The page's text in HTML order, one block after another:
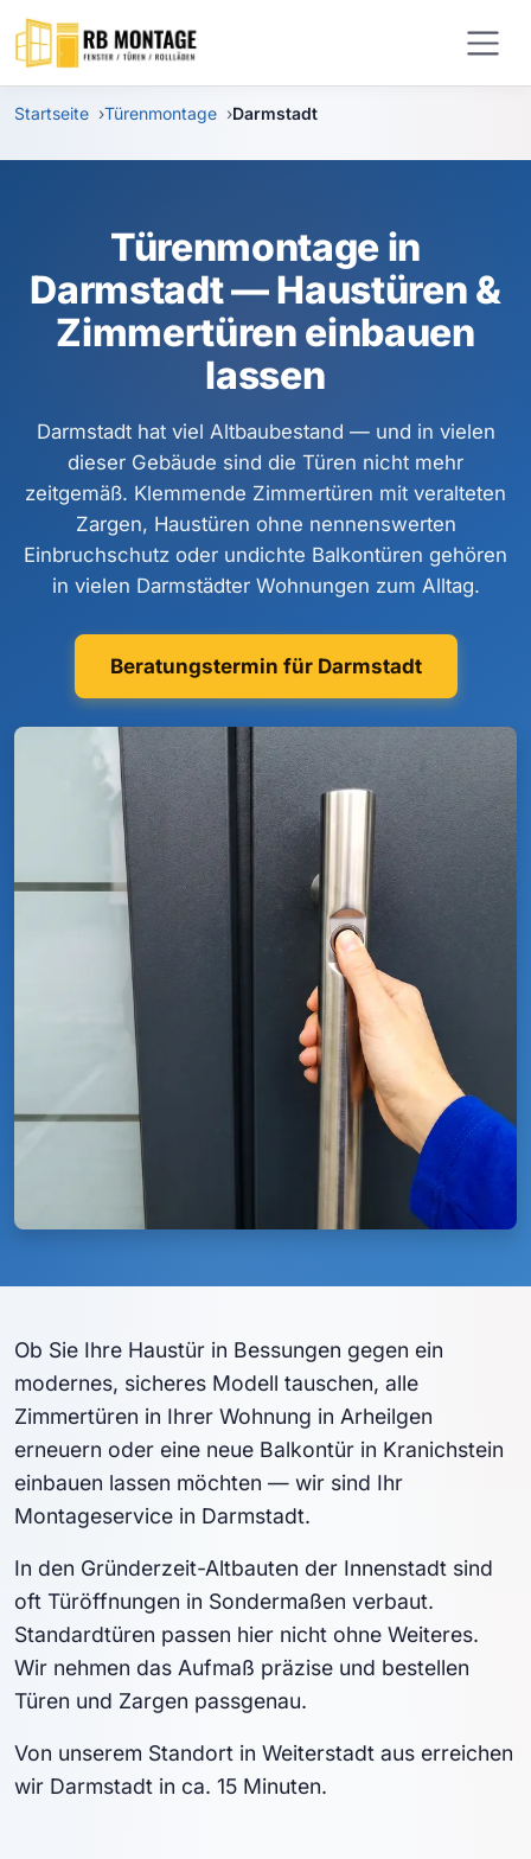
Zum Hauptinhalt springen
Startseite Türenmontage Darmstadt
Türenmontage in
Darmstadt — Haustüren &
Zimmertüren einbauen
lassen
Darmstadt hat viel Altbaubestand — und in vielen
dieser Gebäude sind die Türen nicht mehr
zeitgemäß. Klemmende Zimmertüren mit veralteten
Zargen, Haustüren ohne nennenswerten
Einbruchschutz oder undichte Balkontüren gehören
in vielen Darmstädter Wohnungen zum Alltag.
Beratungstermin für Darmstadt
Ob Sie Ihre Haustür in Bessungen gegen ein
modernes, sicheres Modell tauschen, alle
Zimmertüren in Ihrer Wohnung in Arheilgen
erneuern oder eine neue Balkontür in Kranichstein
einbauen lassen möchten — wir sind Ihr
Montageservice in Darmstadt.
In den Gründerzeit-Altbauten der Innenstadt sind
oft Türöffnungen in Sondermaßen verbaut.
Standardtüren passen hier nicht ohne Weiteres.
Wir nehmen das Aufmaß präzise und bestellen
Türen und Zargen passgenau.
Von unserem Standort in Weiterstadt aus erreichen
wir Darmstadt in ca. 15 Minuten.